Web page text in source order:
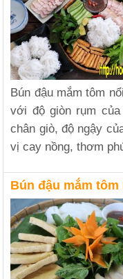
Bún đậu mắm tôm
với độ giòn rụm
chân giò, độ ngậy
vị cay nồng, thơm
Bún đậu mắm tôm